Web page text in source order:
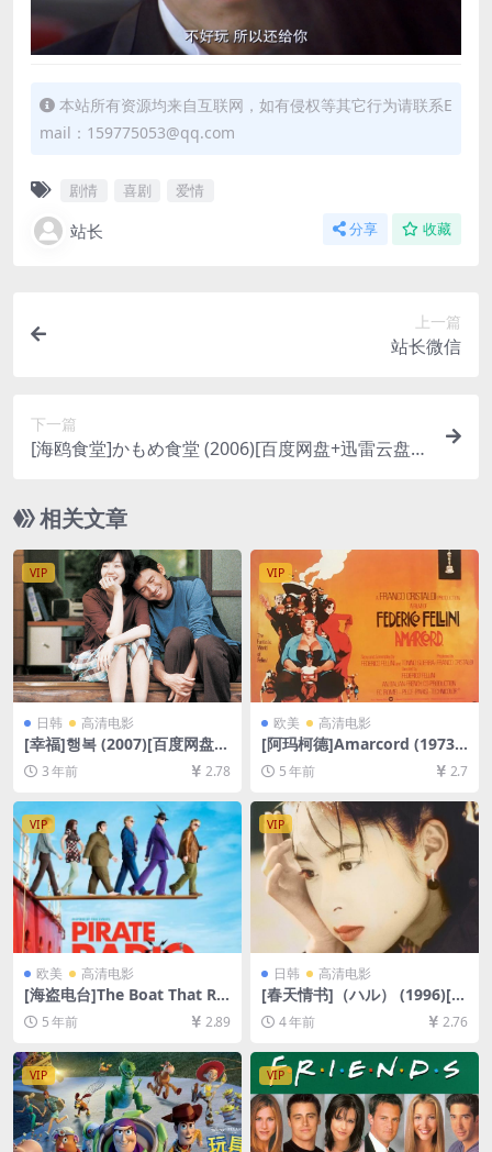
本站所有资源均来自互联网，如有侵权等其它行为请联系E
mail：159775053@qq.com
剧情 喜剧 爱情
站长 分享 收藏
上一篇
站长微信
下一篇
[海鸥食堂]かもめ食堂 (2006)[百度网盘+迅雷云盘资
相关文章
VIP
日韩 高清电影
[幸福]행복 (2007)[百度网盘
+迅雷云盘资源1080P超清未
删减][MP4/5.5GB][韩语中字]
3 年前 2.78
VIP
欧美 高清电影
[阿玛柯德]Amarcord (1973)
[百度网盘+迅雷云盘资源1080
P超清未删减][MP4/7.7GB][原
5 年前 2.7
VIP
欧美 高清电影
[海盗电台]The Boat That Ro
cked (2009)135min[百度网
盘+夸克网盘+迅雷云盘资源10
80P超清][MP4/7.7GB][中英
字幕]【视频文件+防和谐压缩
包（含解压密码）】
5 年前 2.89
VIP
日韩 高清电影
[春天情书]（ハル） (1996)[百
度网盘+迅雷云盘资源1080P
超清未删减][MP4/7GB][日语
中字]
4 年前 2.76
VIP VIP